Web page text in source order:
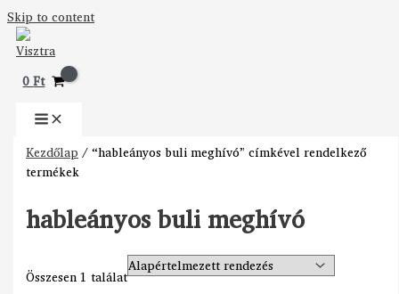
Skip to content
0Ft
Kezdőlap / “hableányos buli meghívó” címkével rendelkező
termékek
hableányos buli meghívó
Összesen 1 találat